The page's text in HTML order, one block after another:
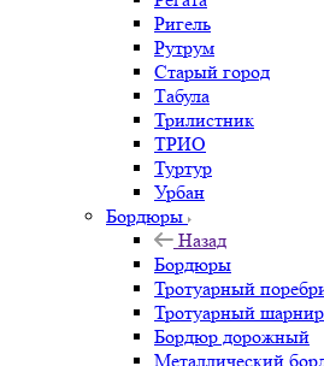
Ригель
Рутрум
Старый город
Табула
Трилистник
ТРИО
Туртур
Урбан
Бордюры
Назад
Бордюры
Тротуарный
Тротуарный
Бордюр дорожный
Металлический